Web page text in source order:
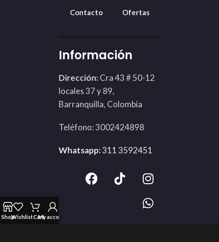
Contacto Ofertas
Información
Dirección: Cra 43 # 50-12
locales 37 y 89,
Barranquilla, Colombia
Teléfono: 3002424898
Whatsapp:311 3592451
ShopWishlistCartMy account